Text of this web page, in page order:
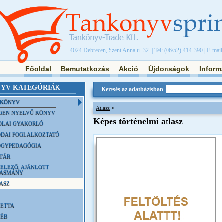
4024 Debrecen, Szent Anna u. 32. | Tel: (06/52) 414-390 | E-
Főoldal Bemutatkozás Akció Újdonságok
KATEGÓRIÁK
NYELVŰ KÖNYV
GYAKORLÓ
FOGLALKOZTATÓ
AJÁNLOTT
Keresés az adatbázisban
Atlasz »
Képes történelmi atlasz